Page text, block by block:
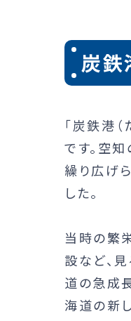
炭鉄
「炭鉄港
です。空知
繰り広げ
した。
当時の繁
設など、
道の急成
海道の新